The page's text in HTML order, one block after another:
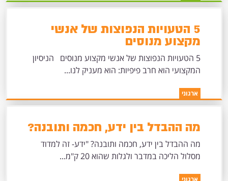
5 הטעויות הנפוצות של אנשי
מקצוע מנוסים
5 הטעויות הנפוצות של אנשי מקצוע מנוסים הניסיון
המקצועי הוא חרב פיפיות: הוא מעניק לנו...
ארגוני
מה ההבדל בין ידע, חכמה ותובנה?
מה ההבדל בין ידע, חכמה ותובנה? "ידע- זה למדוד
מסלול הליכה במדבר ולגלות שהוא 20 ק"מ...
ארגוני